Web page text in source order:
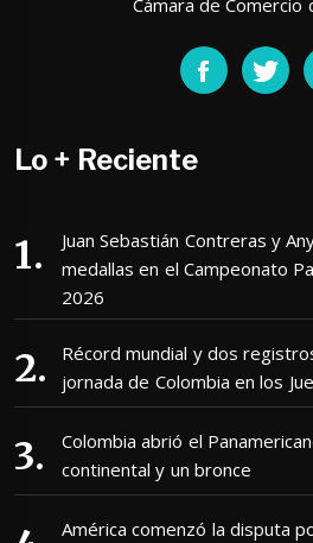
Cámara de Comercio
Lo + Reciente
Juan Sebastián Contreras y
medallas en el Campeonato
2026
Récord mundial y dos
jornada de Colombia en los
Colombia abrió el
continental y un bronce
América comenzó la disputa